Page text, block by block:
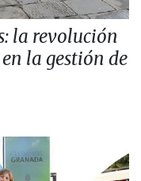
la revolución
la gestión de